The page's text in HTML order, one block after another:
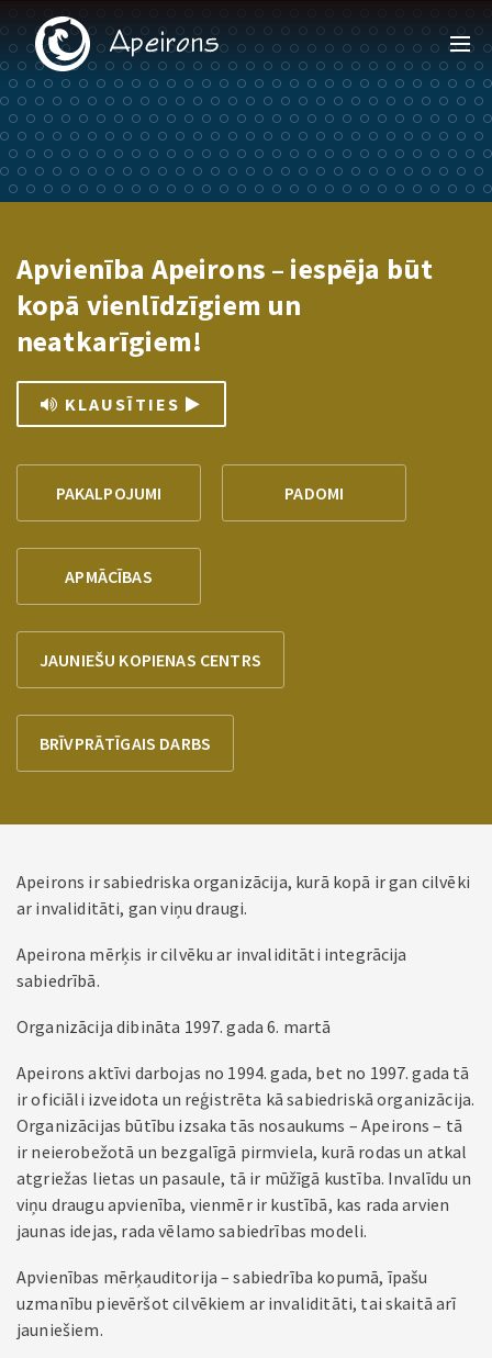
Apvienība Apeirons – iespēja būt
kopā vienlīdzīgiem un
neatkarīgiem!
KLAUSĪTIES
PAKALPOJUMI PADOMI
APMĀCĪBAS
JAUNIEŠU KOPIENAS CENTRS
BRĪVPRĀTĪGAIS DARBS
Apeirons ir sabiedriska organizācija, kurā kopā ir gan cilvēki
ar invaliditāti, gan viņu draugi.
Apeirona mērķis ir cilvēku ar invaliditāti integrācija
sabiedrībā.
Organizācija dibināta 1997. gada 6. martā
Apeirons aktīvi darbojas no 1994. gada, bet no 1997. gada tā
ir oficiāli izveidota un reģistrēta kā sabiedriskā organizācija.
Organizācijas būtību izsaka tās nosaukums – Apeirons – tā
ir neierobežotā un bezgalīgā pirmviela, kurā rodas un atkal
atgriežas lietas un pasaule, tā ir mūžīgā kustība. Invalīdu un
viņu draugu apvienība, vienmēr ir kustībā, kas rada arvien
jaunas idejas, rada vēlamo sabiedrības modeli.
Apvienības mērķauditorija – sabiedrība kopumā, īpašu
uzmanību pievēršot cilvēkiem ar invaliditāti, tai skaitā arī
jauniešiem.